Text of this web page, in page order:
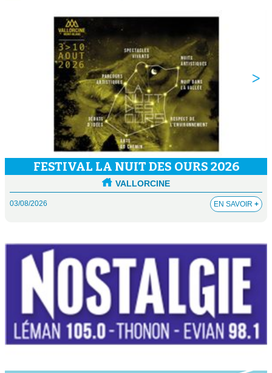
FESTIVAL LA NUIT DES OURS 2026
VALLORCINE
03/08/2026 EN SAVOIR +